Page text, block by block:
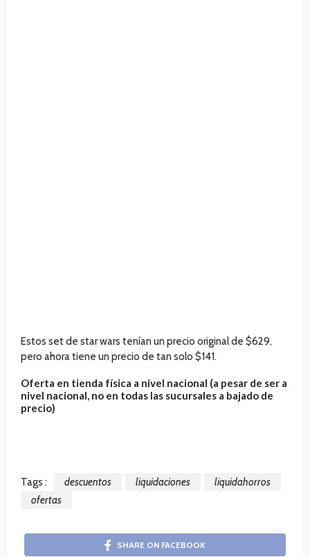
Estos set de star wars tenían un precio original de $629,
pero ahora tiene un precio de tan solo $141.
Oferta en tienda física a nivel nacional (a pesar de ser a
nivel nacional, no en todas las sucursales a bajado de
precio)
Tags : descuentos liquidaciones
liquidahorros
ofertas
SHARE ON FACEBOOK